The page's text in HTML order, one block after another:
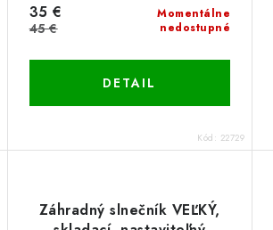
Momentálne
nedostupné
35 €
45 €
DETAIL
Kód: 22729
Záhradný slnečník VEĽKÝ,